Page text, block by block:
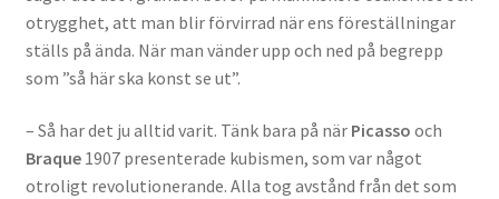
otrygghet, att man blir förvirrad när ens föreställningar
ställs på ända. När man vänder upp och ned på begrepp
som ”så här ska konst se ut”.
– Så har det ju alltid varit. Tänk bara på när Picasso och
Braque1907 presenterade kubismen, som var något
otroligt revolutionerande. Alla tog avstånd från det som